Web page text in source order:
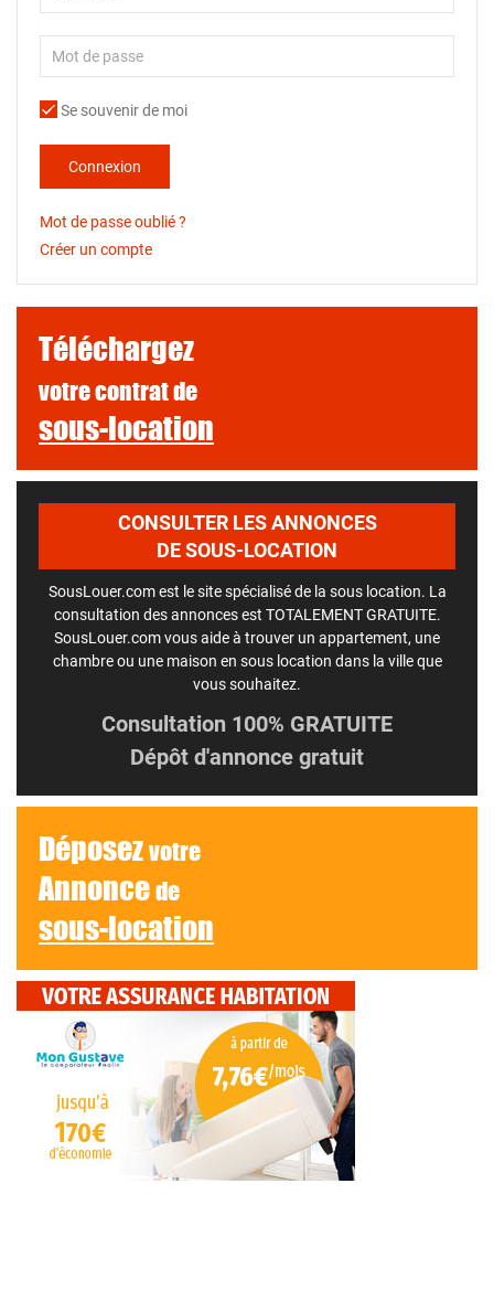
Se souvenir de moi
Connexion
Mot de passe oublié ?
Créer un compte
Téléchargez
votre contrat de
sous-location
CONSULTER LES ANNONCES
DE SOUS-LOCATION
SousLouer.com est le site spécialisé de la sous location. La
consultation des annonces est TOTALEMENT GRATUITE.
SousLouer.com vous aide à trouver un appartement, une
chambre ou une maison en sous location dans la ville que
vous souhaitez.
Consultation 100% GRATUITE
Dépôt d'annonce gratuit
Déposezvotre
Annoncede
sous-location